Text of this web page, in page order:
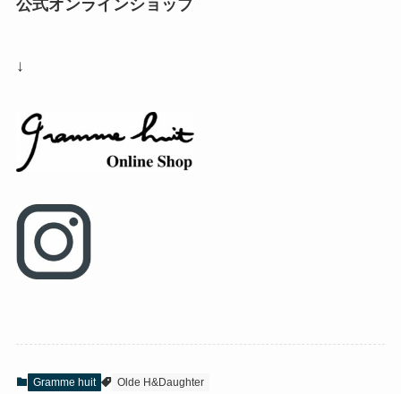
公式オンラインショップ
↓
Gramme huit Olde H&Daughter